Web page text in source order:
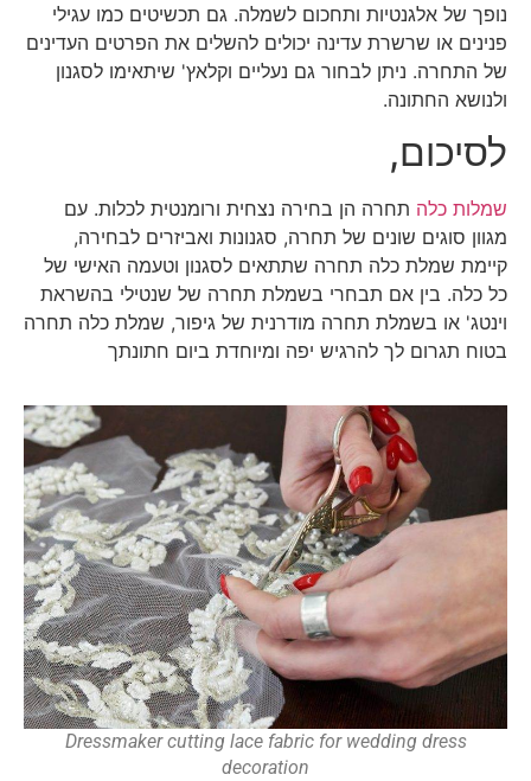
נופך של אלגנטיות ותחכום לשמלה. גם תכשיטים כמו עגילי
פנינים או שרשרת עדינה יכולים להשלים את הפרטים העדינים
של התחרה. ניתן לבחור גם נעליים וקלאץ' שיתאימו לסגנון
ולנושא החתונה.
לסיכום,
שמלות כלה תחרה הן בחירה נצחית ורומנטית לכלות. עם
מגוון סוגים שונים של תחרה, סגנונות ואביזרים לבחירה,
קיימת שמלת כלה תחרה שתתאים לסגנון וטעמה האישי של
כל כלה. בין אם תבחרי בשמלת תחרה של שנטילי בהשראת
וינטג' או בשמלת תחרה מודרנית של גיפור, שמלת כלה תחרה
בטוח תגרום לך להרגיש יפה ומיוחדת ביום חתונתך
Dressmaker cutting lace fabric for wedding dress
decoration